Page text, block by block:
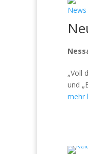
News
„Voll
und
mehr